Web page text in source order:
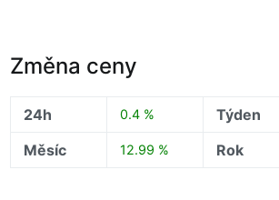
Změna ceny
24h 0.4 % Týden
Měsíc 12.99 % Rok